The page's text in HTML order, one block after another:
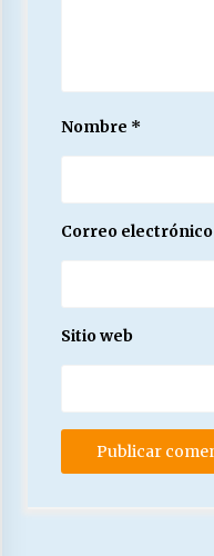
Nombre *
Correo electrónico
Sitio web